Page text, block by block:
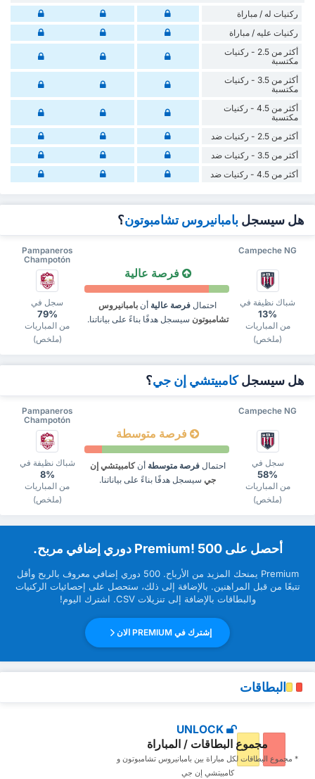
‏ركنيات له / مباراة
‏ركنيات ‏عليه / مباراة
أكثر من 2.5 - ركنيات
مكتسبة
أكثر من 3.5 - ركنيات
مكتسبة
أكثر من 4.5 - ركنيات
مكتسبة
أكثر من 2.5 - ركنيات ضد
أكثر من 3.5 - ركنيات ضد
أكثر من 4.5 - ركنيات ضد
هل سيسجل بامبانيروس تشامبوتون؟
Pampaneros
Champotón
Campeche NG
سجل في
79%
من المباريات
(ملخص)
فرصة عالية
احتمال فرصة عالية أن بامبانيروس
تشامبوتون سيسجل هدفًا بناءً على بياناتنا.
شباك نظيفة في
13%
من المباريات
(ملخص)
هل سيسجلكامبيتشي إن جي؟
Pampaneros
Champotón
Campeche NG
شباك نظيفة في
8%
من المباريات
(ملخص)
فرصة متوسطة
احتمالفرصة متوسطة أنكامبيتشي إن
جي سيسجل هدفًا بناءً على بياناتنا.
سجل في
58%
من المباريات
(ملخص)
‏أحصل على Premium! 500 دوري إضافي مربح.
Premium ‏يمنحك المزيد من ‏الأرباح. 500 دوري إضافي معروف بالربح وأقل
تتبعًا من قبل ‏المراهنين. بالإضافة إلى ذلك، ستحصل على إحصائيات الركنيات
والبطاقات بالإضافة إلى تنزيلات CSV. اشترك اليوم!
إشترك في PREMIUM الان
البطاقات
UNLOCK
مجموع البطاقات / المباراة
* مجموع البطاقات ‏لكل مباراة بين بامبانيروس تشامبوتون و
كامبيتشي إن جي